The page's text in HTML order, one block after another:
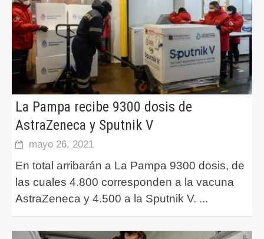
La Pampa recibe 9300 dosis de
AstraZeneca y Sputnik V
mayo 26, 2021
En total arribarán a La Pampa 9300 dosis, de
las cuales 4.800 corresponden a la vacuna
AstraZeneca y 4.500 a la Sputnik V. ...